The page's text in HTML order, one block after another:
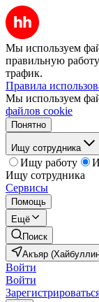
Мы используем
правильную
трафик.
Правила
Мы используем
файлов cookie
Понятно
Ищу сотрудника
Ищу работу
Ищу сотрудника
Сервисы
Помощь
Ещё
Поиск
Акъяр
Войти
Войти